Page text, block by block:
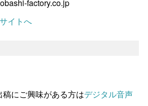
factory.co.jp
イトへ
にご興味がある方はデジタル音声